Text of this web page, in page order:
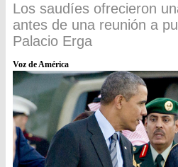
Los saudíes ofrecieron
antes de una reunión a
Palacio Erga
Voz de América